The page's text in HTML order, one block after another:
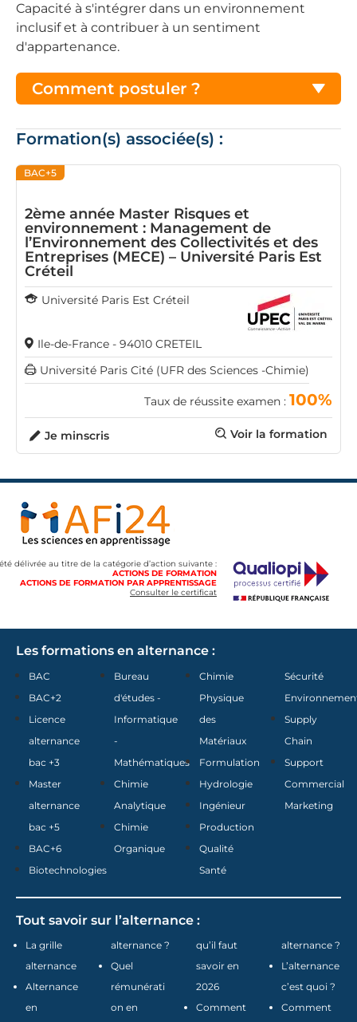
Capacité à s'intégrer dans un environnement
inclusif et à contribuer à un sentiment
d'appartenance.
Comment postuler ?
Formation(s) associée(s) :
BAC+5
2ème année Master Risques et
environnement : Management de
l’Environnement des Collectivités et des
Entreprises (MECE) – Université Paris Est
Créteil
Université Paris Est Créteil
Ile-de-France - 94010 CRETEIL
Université Paris Cité (UFR des Sciences -Chimie)
Taux de réussite examen : 100%
Voir la formation
Je minscris
délivrée au titre de la catégorie d’action suivante :
ACTIONS DE FORMATION
ACTIONS DE FORMATION PAR APPRENTISSAGE
Consulter le certificat
Les formations en alternance :
BAC
BAC+2
Licence
alternance
bac +3
Master
alternance
bac +5
BAC+6
Biotechnologies
Bureau
d'études -
Informatique
-
Mathématiques
Chimie
Analytique
Chimie
Organique
Chimie
Physique
des
Matériaux
Formulation
Hydrologie
Ingénieur
Production
Qualité
Santé
Sécurité
Supply
Chain
Support
Commercial
Marketing
Tout savoir sur l’alternance :
La grille
alternance
Alternance
en
alternance ?
Quel
rémunérati
on en
qu’il faut
savoir en
2026
Comment
alternance ?
L’alternance
c’est quoi ?
Comment